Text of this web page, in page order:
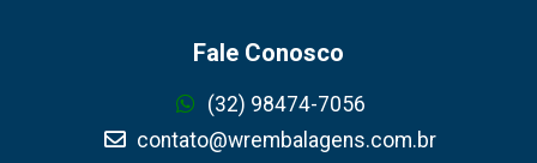
Fale Conosco
(32) 98474-7056
contato@wrembalagens.com.br